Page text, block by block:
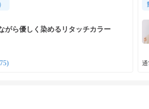
がら優しく染めるリタッチカラー
通